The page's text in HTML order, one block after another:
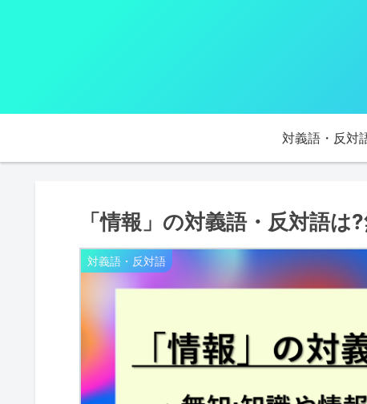
対義語・反対
「情報」の対義語・反対語
対義語・反対語